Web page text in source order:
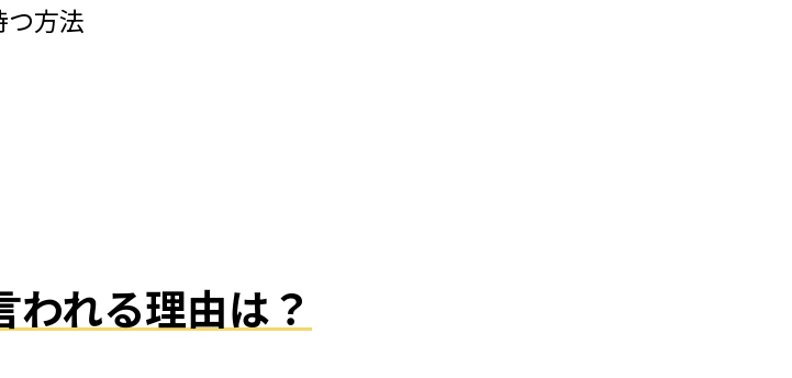
方法
れる理由は？